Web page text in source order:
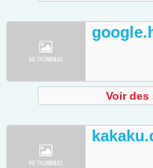
Voir des